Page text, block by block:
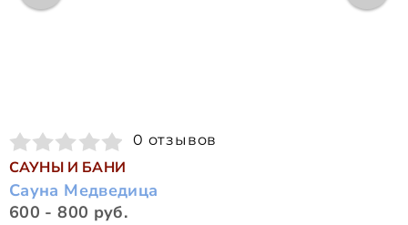
0 отзывов
САУНЫ И БАНИ
Сауна Медведица
600 - 800 руб.